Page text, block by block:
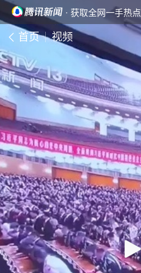
· 获取全网一手热点
首页 视频